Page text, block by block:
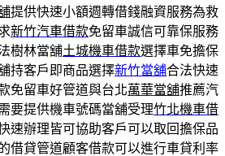
提供快速小額週轉借錢融資服務為救
新竹汽車借款免留車誠信可靠保服務
樹林當舖土城機車借款選擇車免擔保
持客戶即商品選擇新竹當舖合法快速
免留車好管道與台北萬華當舖推薦汽
要提供機車號碼當舖受理竹北機車借
速辦理皆可協助客戶可以取回擔保品
借貸管道顧客借款可以進行車貸利率